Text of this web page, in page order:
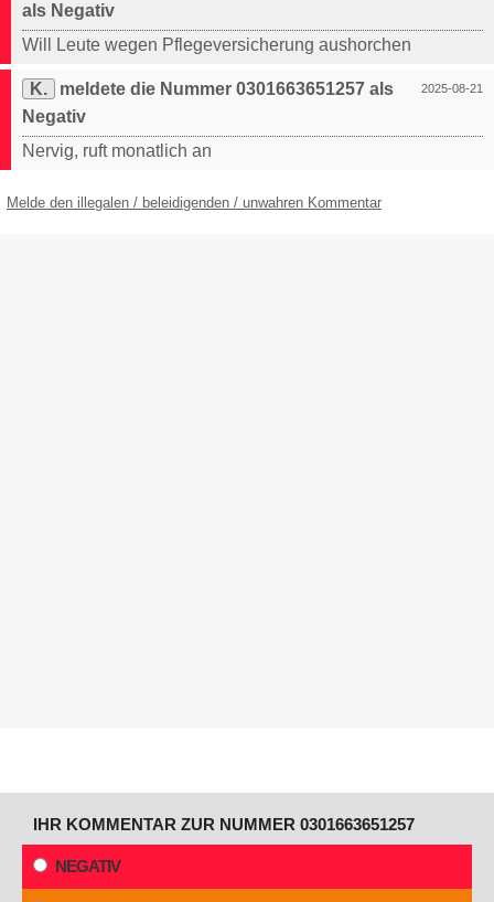
als Negativ
Will Leute wegen Pflegeversicherung aushorchen
2025-08-21
K.
meldete die Nummer 0301663651257 als
Negativ
Nervig, ruft monatlich an
Melde den illegalen / beleidigenden / unwahren Kommentar
IHR KOMMENTAR ZUR NUMMER 0301663651257
NEGATIV